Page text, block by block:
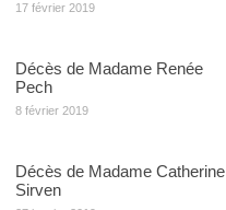
17 février 2019
Décès de Madame Renée
Pech
8 février 2019
Décès de Madame Catherine
Sirven